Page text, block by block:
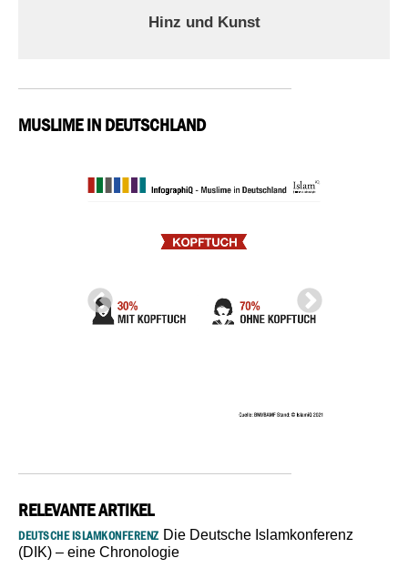
Hinz und Kunst
MUSLIME IN DEUTSCHLAND
RELEVANTE ARTIKEL
DEUTSCHE ISLAMKONFERENZ Die Deutsche Islamkonferenz
(DIK) – eine Chronologie